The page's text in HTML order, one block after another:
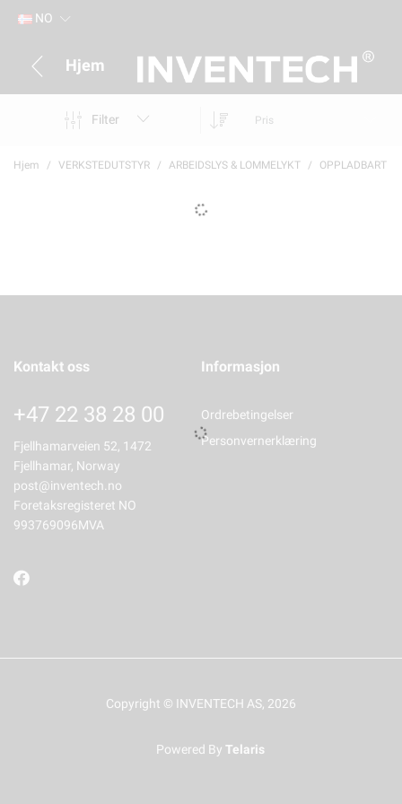
NO
Hjem
Filter Pris
Hjem VERKSTEDUTSTYR ARBEIDSLYS & LOMMELYKT OPPLADBART
Kontakt oss
+47 22 38 28 00
Fjellhamarveien 52, 1472
Fjellhamar, Norway
post@inventech.no
Foretaksregisteret NO
993769096MVA
Informasjon
Ordrebetingelser
Personvernerklæring
Copyright © INVENTECH AS, 2026
Powered By Telaris